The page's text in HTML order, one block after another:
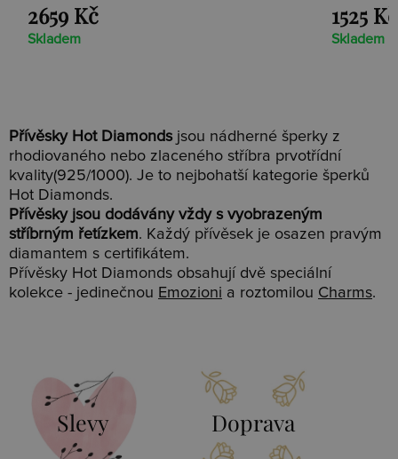
2659 Kč
Skladem
1525 Kč
Skladem
Přívěsky Hot Diamonds jsou nádherné šperky z
rhodiovaného nebo zlaceného stříbra prvotřídní
kvality(925/1000). Je to nejbohatší kategorie šperků
Hot Diamonds.
Přívěsky jsou dodávány vždy s vyobrazeným
stříbrným řetízkem. Každý přívěsek je osazen pravým
diamantem s certifikátem.
Přívěsky Hot Diamonds obsahují dvě speciální
kolekce - jedinečnou Emozioni a roztomilou Charms.
Slevy Doprava